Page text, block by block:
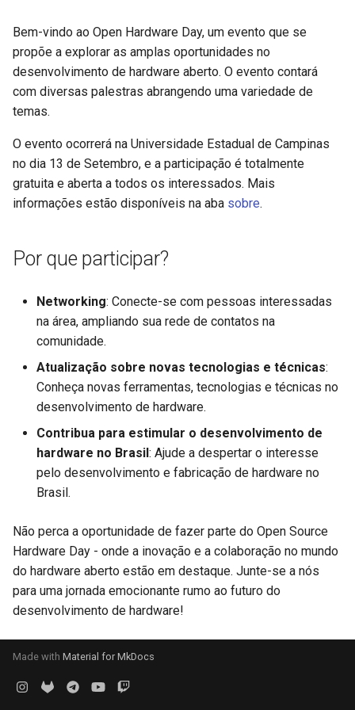
o
b
u
a
Bem-vindo ao Open Hardware Day, um evento que se
propõe a explorar as amplas oportunidades no
desenvolvimento de hardware aberto. O evento contará
com diversas palestras abrangendo uma variedade de
temas.
O evento ocorrerá na Universidade Estadual de Campinas
no dia 13 de Setembro, e a participação é totalmente
gratuita e aberta a todos os interessados. Mais
informações estão disponíveis na aba sobre.
Por que participar?
Networking: Conecte-se com pessoas interessadas
na área, ampliando sua rede de contatos na
comunidade.
Atualização sobre novas tecnologias e técnicas:
Conheça novas ferramentas, tecnologias e técnicas no
desenvolvimento de hardware.
Contribua para estimular o desenvolvimento de
hardware no Brasil: Ajude a despertar o interesse
pelo desenvolvimento e fabricação de hardware no
Brasil.
Não perca a oportunidade de fazer parte do Open Source
Hardware Day - onde a inovação e a colaboração no mundo
do hardware aberto estão em destaque. Junte-se a nós
para uma jornada emocionante rumo ao futuro do
desenvolvimento de hardware!
Made with Material for MkDocs